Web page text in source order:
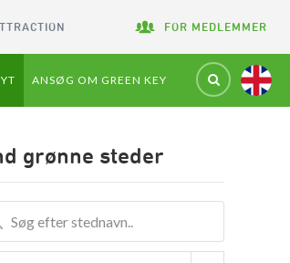
FOR MEDLEMMER
ANSØG OM GREEN KEY
grønne steder